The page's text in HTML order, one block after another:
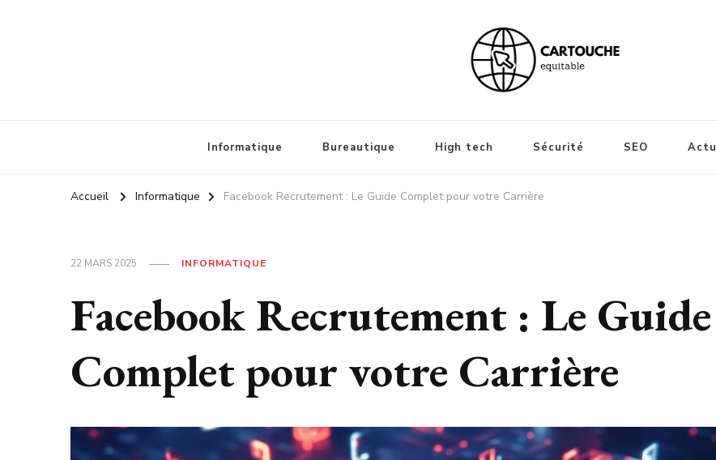
Informatique Bureautique High tech Sécurité SEO Actu
Accueil Informatique Facebook Recrutement : Le Guide Complet pour votre Carrière
22 MARS 2025 INFORMATIQUE
Facebook Recrutement : Le Guide
Complet pour votre Carrière